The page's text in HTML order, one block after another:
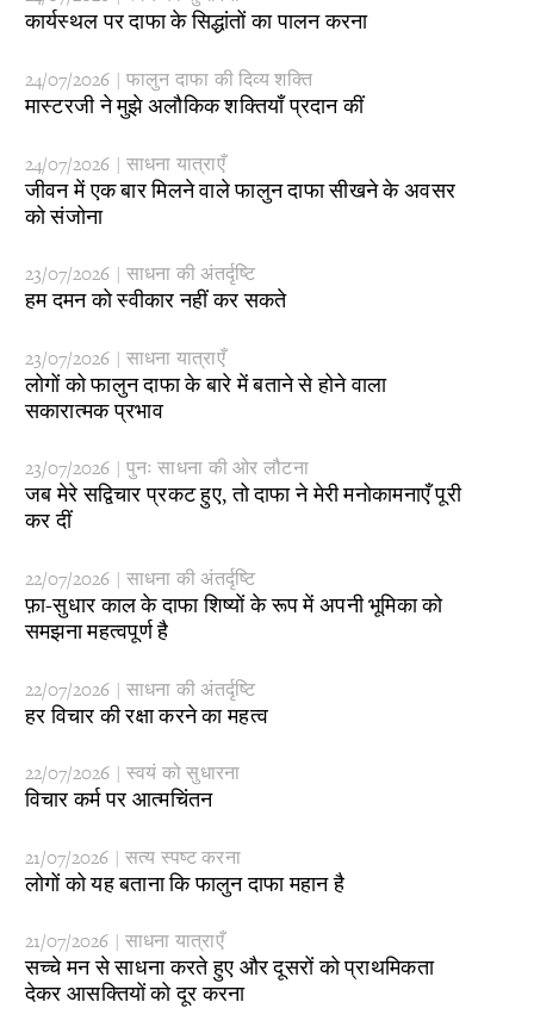
​कार्यस्थल पर दाफा के सिद्धांतों का पालन करना
24/07/2026 | फालुन दाफा की दिव्य शक्ति
​मास्टरजी ने मुझे अलौकिक शक्तियाँ प्रदान कीं
24/07/2026 | साधना यात्राएँ
जीवन में एक बार मिलने वाले फालुन दाफा सीखने के अवसर
को संजोना
23/07/2026 | साधना की अंतर्दृष्टि
हम दमन को स्वीकार नहीं कर सकते
23/07/2026 | साधना यात्राएँ
​लोगों को फालुन दाफा के बारे में बताने से होने वाला
सकारात्मक प्रभाव
23/07/2026 | पुनः साधना की ओर लौटना
​जब मेरे सद्विचार प्रकट हुए, तो दाफा ने मेरी मनोकामनाएँ पूरी
कर दीं
22/07/2026 | साधना की अंतर्दृष्टि
फ़ा-सुधार काल के दाफा शिष्यों के रूप में अपनी भूमिका को
समझना महत्वपूर्ण है
22/07/2026 | साधना की अंतर्दृष्टि
​हर विचार की रक्षा करने का महत्व
22/07/2026 | स्वयं को सुधारना
​विचार कर्म पर आत्मचिंतन
21/07/2026 | सत्य स्पष्ट करना
​लोगों को यह बताना कि फालुन दाफा महान है
21/07/2026 | साधना यात्राएँ
​सच्चे मन से साधना करते हुए और दूसरों को प्राथमिकता
देकर आसक्तियों को दूर करना